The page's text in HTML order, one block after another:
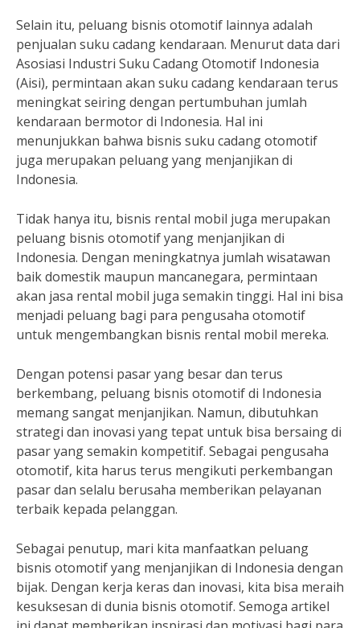
Selain itu, peluang bisnis otomotif lainnya adalah
penjualan suku cadang kendaraan. Menurut data dari
Asosiasi Industri Suku Cadang Otomotif Indonesia
(Aisi), permintaan akan suku cadang kendaraan terus
meningkat seiring dengan pertumbuhan jumlah
kendaraan bermotor di Indonesia. Hal ini
menunjukkan bahwa bisnis suku cadang otomotif
juga merupakan peluang yang menjanjikan di
Indonesia.
Tidak hanya itu, bisnis rental mobil juga merupakan
peluang bisnis otomotif yang menjanjikan di
Indonesia. Dengan meningkatnya jumlah wisatawan
baik domestik maupun mancanegara, permintaan
akan jasa rental mobil juga semakin tinggi. Hal ini bisa
menjadi peluang bagi para pengusaha otomotif
untuk mengembangkan bisnis rental mobil mereka.
Dengan potensi pasar yang besar dan terus
berkembang, peluang bisnis otomotif di Indonesia
memang sangat menjanjikan. Namun, dibutuhkan
strategi dan inovasi yang tepat untuk bisa bersaing di
pasar yang semakin kompetitif. Sebagai pengusaha
otomotif, kita harus terus mengikuti perkembangan
pasar dan selalu berusaha memberikan pelayanan
terbaik kepada pelanggan.
Sebagai penutup, mari kita manfaatkan peluang
bisnis otomotif yang menjanjikan di Indonesia dengan
bijak. Dengan kerja keras dan inovasi, kita bisa meraih
kesuksesan di dunia bisnis otomotif. Semoga artikel